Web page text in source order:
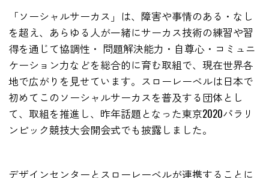
「ソーシャルサーカス」は、障害や事情のある・なし
を超え、あらゆる人が一緒にサーカス技術の練習や習
得を通じて協調性・ 問題解決能力・自尊心・コミュニ
ケーション力などを総合的に育む取組で、現在世界各
地で広がりを見せています。スローレーベルは日本で
初めてこのソーシャルサーカスを普及する団体とし
て、取組を推進し、昨年話題となった東京2020パラリ
ンピック競技大会開会式でも披露しました。
デザインセンターとスローレーベルが連携することに